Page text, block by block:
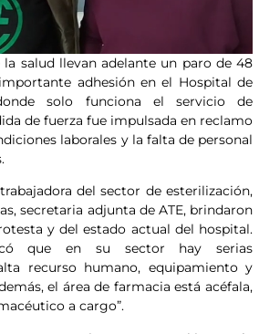
la salud llevan adelante un paro de 48
adhesión en el Hospital de
solo funciona el servicio de
de fuerza fue impulsada en reclamo
laborales y la falta de personal
del sector de esterilización,
secretaria adjunta de ATE, brindaron
y del estado actual del hospital.
que en su sector hay serias
recurso humano, equipamiento y
el área de farmacia está acéfala,
a cargo”.